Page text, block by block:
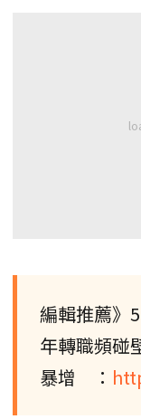
編輯推薦》
年轉職頻碰
暴增 ：